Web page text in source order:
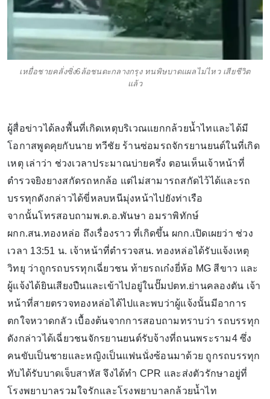
เหยื่อชายคลั่งซิ่ง6ล้อชนดะกลางกรุง ทนพิษบาดแผลไม่ไหว เสียชีวิต
แล้ว
ผู้สื่อข่าวได้ลงพื้นที่เกิดเหตุบริเวณแยกกล้วยน้ำไทและได้มี
โอกาสพูดคุยกับนาย ทวีชัย ร้านซ่อมรถจักรยานยนต์ในที่เกิด
เหตุ เล่าว่า ช่วงเวลาประมาณบ่ายครึ่ง ตอนเห็นเจ้าหน้าที่
ตำรวจยิงยางสกัดรถหกล้อ แต่ไม่สามารถสกัดไว้ได้และรถ
บรรทุกดังกล่าวได้ขี่หลบหนีมุ่งหน้าไปยังท่าเรือ
จากนั้นโทรสอบถามพ.ต.อ.พันษา อมราพิทักษ์
ผกก.สน.ทองหล่อ ถึงเรื่องราว ที่เกิดขึ้น ผกก.เปิดเผยว่า ช่วง
เวลา 13:51 น. เจ้าหน้าที่ตำรวจสน. ทองหล่อได้รับแจ้งเหตุ
วิทยุ ว่าถูกรถบรรทุกเฉี่ยวชน ท้ายรถเก๋งยี่ห้อ MG สีขาว และ
ผู้แจ้งได้ยินเสียงปืนและเข้าไปอยู่ในปั๊มปตท.ย่านคลองตัน เจ้า
หน้าที่สายตรวจทองหล่อได้ไปและพบว่าผู้แจ้งนั้นมีอาการ
ตกใจหวาดกลัว เบื้องต้นจากการสอบถามทราบว่า รถบรรทุก
ดังกล่าวได้เฉี่ยวชนจักรยานยนต์รับจ้างที่ถนนพระราม4 ซึ่ง
คนขับเป็นชายและหญิงเป็นแฟนนั่งซ้อนมาด้วย ถูกรถบรรทุก
ทับได้รับบาดเจ็บสาหัส จึงได้ทำ CPR และส่งตัวรักษาอยู่ที่
โรงพยาบาลรวมใจรักและโรงพยาบาลกล้วยน้ำไท